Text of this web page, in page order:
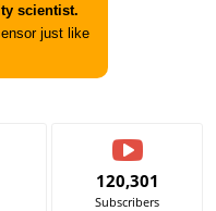
scientist.
just like
120,301
Subscribers